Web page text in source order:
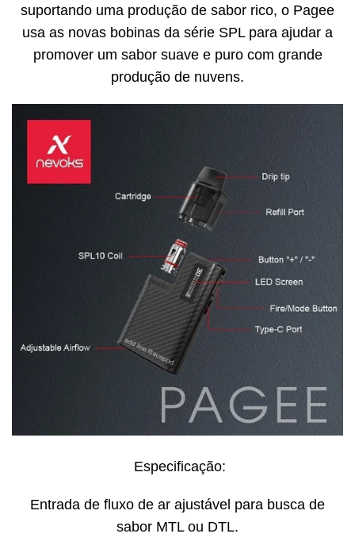
suportando uma produção de sabor rico, o Pagee
usa as novas bobinas da série SPL para ajudar a
promover um sabor suave e puro com grande
produção de nuvens.
Especificação:
Entrada de fluxo de ar ajustável para busca de
sabor MTL ou DTL.